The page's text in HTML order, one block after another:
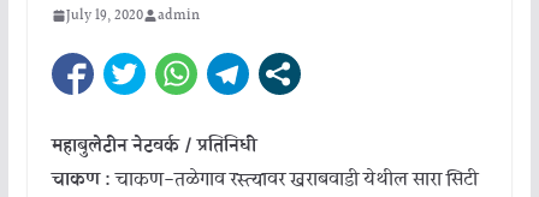
July 19, 2020 admin
महाबुलेटीन नेटवर्क / प्रतिनिधी
चाकण :चाकण-तळेगाव रस्त्यावर खराबवाडी येथील सारा सिटी